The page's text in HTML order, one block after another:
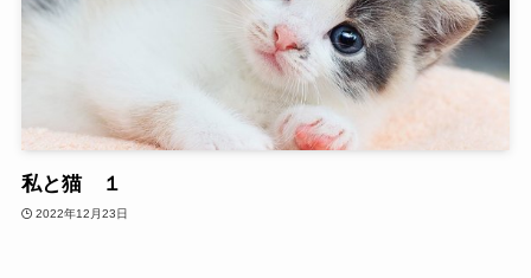
私と猫 １
2022年12月23日